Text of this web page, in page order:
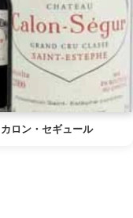
カロン・セギュール